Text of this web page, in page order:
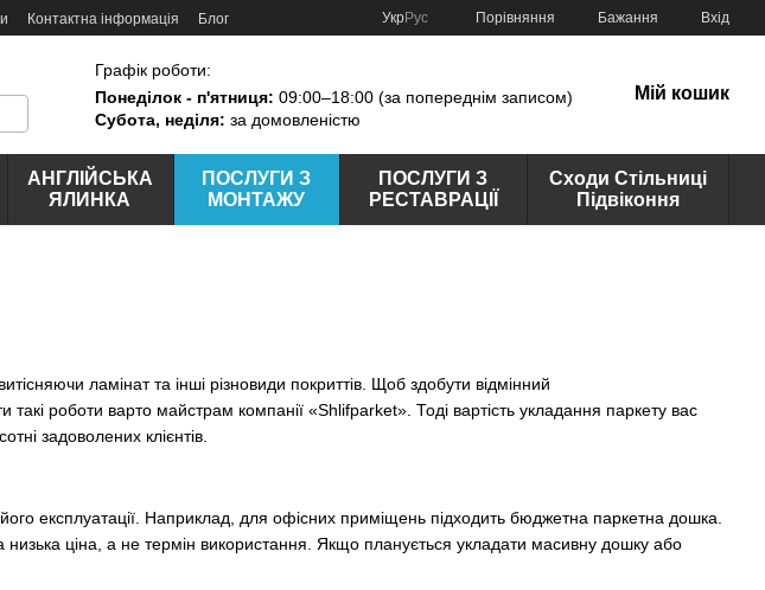
Контактна інформація
Блог
УкрРус Порівняння Бажання Вхід
Графік роботи:
Понеділок - п'ятниця: 09:00–18:00 (за попереднім записом)
Субота, неділя: за домовленістю
Мій кошик
АНГЛІЙСЬКА
ЯЛИНКА
ПОСЛУГИ З
МОНТАЖУ
ПОСЛУГИ З
РЕСТАВРАЦІЇ
Сходи Стільниці
Підвіконня
ламінат та інші різновиди покриттів. Щоб здобути відмінний
такі роботи варто майстрам компанії «Shlifparket». Тоді вартість укладання паркету вас
задоволених клієнтів.
експлуатації. Наприклад, для офісних приміщень підходить бюджетна паркетна дошка.
ціна, а не термін використання. Якщо планується укладати масивну дошку або